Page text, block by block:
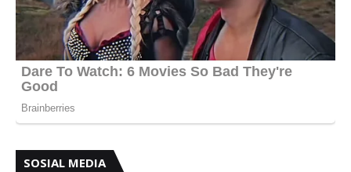
SOSIAL MEDIA